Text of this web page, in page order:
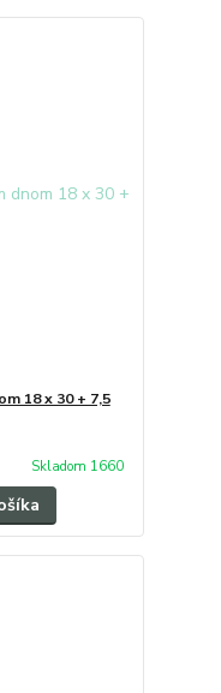
18 x 30 + 7,5
Skladom 1660